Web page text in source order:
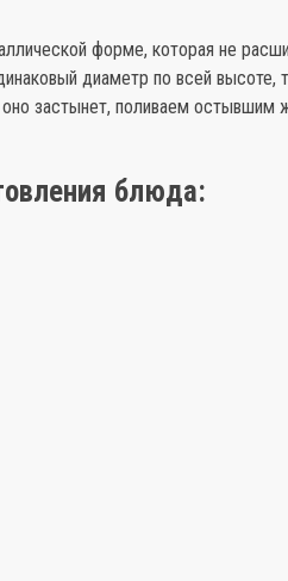
форме, которая не
диаметр по всей высоте,
застынет, поливаем остывшим
блюда: